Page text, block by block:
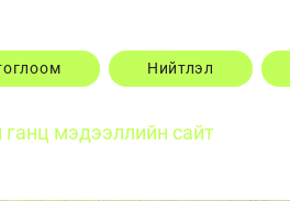
Нийтлэл
мэдээллийн сайт